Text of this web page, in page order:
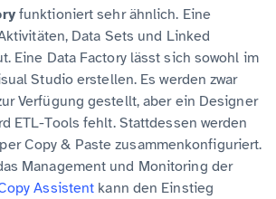
funktioniert sehr ähnlich. Eine
Data Sets und Linked
Eine Data Factory lässt sich sowohl im
Studio erstellen. Es werden zwar
Verfügung gestellt, aber ein Designer
ETL-Tools fehlt. Stattdessen werden
Copy & Paste zusammenkonfiguriert.
Management und Monitoring der
Assistent kann den Einstieg